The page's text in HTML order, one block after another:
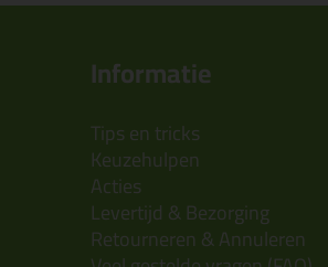
Informatie
Tips en tricks
Keuzehulpen
Acties
Levertijd & Bezorging
Retourneren & Annuleren